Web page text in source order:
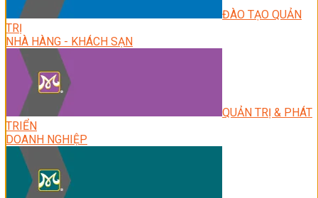
ĐÀO TẠO QUẢN
TRỊ
NHÀ HÀNG - KHÁCH SẠN
QUẢN TRỊ & PHÁT
TRIỂN
DOANH NGHIỆP